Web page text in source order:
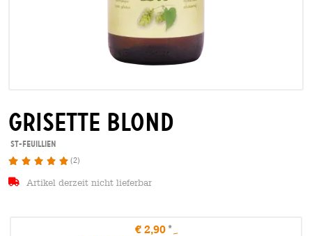
grisette blond
St-Feuillien
(2)
Artikel derzeit nicht lieferbar
€ 2,90